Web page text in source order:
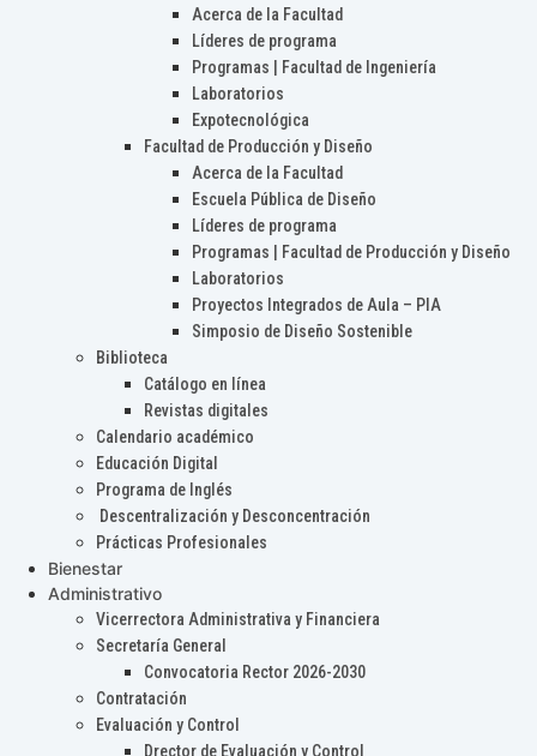
Acerca de la Facultad
Líderes de programa
Programas | Facultad de Ingeniería
Laboratorios
Expotecnológica
Facultad de Producción y Diseño
Acerca de la Facultad
Escuela Pública de Diseño
Líderes de programa
Programas | Facultad de Producción y Diseño
Laboratorios
Proyectos Integrados de Aula – PIA
Simposio de Diseño Sostenible
Biblioteca
Catálogo en línea
Revistas digitales
Calendario académico
Educación Digital
Programa de Inglés
Descentralización y Desconcentración
Prácticas Profesionales
Bienestar
Administrativo
Vicerrectora Administrativa y Financiera
Secretaría General
Convocatoria Rector 2026-2030
Contratación
Evaluación y Control
Drector de Evaluación y Control